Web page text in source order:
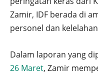
Zamir, IDF berada di
personel dan
Dalam laporan yang
26 Maret, Zamir